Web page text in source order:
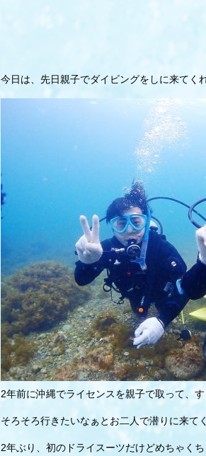
今日は、先日親子でダイビングをしに来てく
2年前に沖縄でライセンスを親子で取って、
そろそろ行きたいなぁとお二人で潜りに来て
2年ぶり、初のドライスーツだけどめちゃく